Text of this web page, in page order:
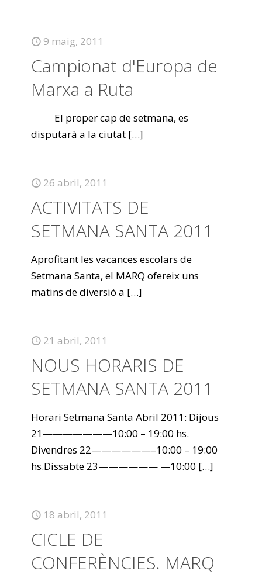
9 maig, 2011
Campionat d'Europa de
Marxa a Ruta
El proper cap de setmana, es
disputarà a la ciutat […]
26 abril, 2011
ACTIVITATS DE
SETMANA SANTA 2011
Aprofitant les vacances escolars de
Setmana Santa, el MARQ ofereix uns
matins de diversió a […]
21 abril, 2011
NOUS HORARIS DE
SETMANA SANTA 2011
Horari Setmana Santa Abril 2011: Dijous
21———————10:00 – 19:00 hs.
Divendres 22——————–10:00 – 19:00
hs.Dissabte 23—————— —10:00 […]
18 abril, 2011
CICLE DE
CONFERÈNCIES. MARQ